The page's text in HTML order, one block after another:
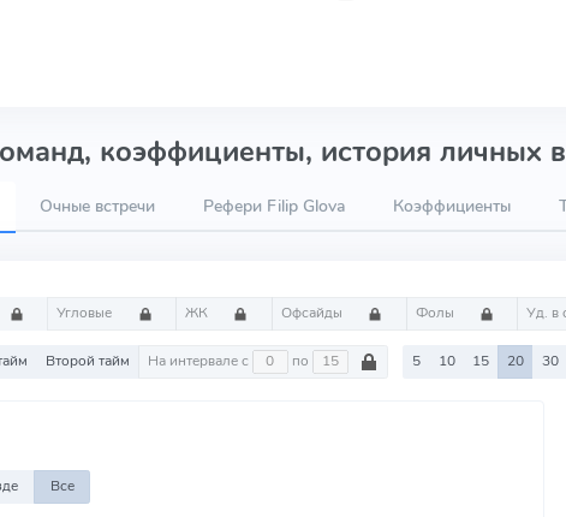
коэффициенты, история личных
Очные встречи Рефери Filip Glova Коэффициенты
Угловые ЖК Офсайды Фолы Уд. в
Второй тайм На интервале с по 5 10 15 20 30
Все